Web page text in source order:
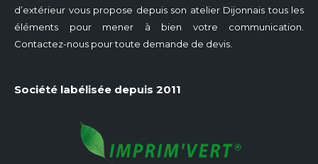
d’extérieur vous propose depuis son atelier Dijonnais tous les
éléments pour mener à bien votre communication.
Contactez-nous pour toute demande de devis.
Société labélisée depuis 2011